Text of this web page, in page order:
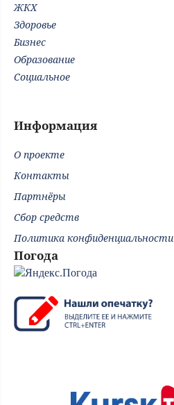
ЖКХ
Здоровье
Бизнес
Образование
Социальное
Информация
О проекте
Контакты
Партнёры
Сбор средств
Политика конфиденциальности
Погода